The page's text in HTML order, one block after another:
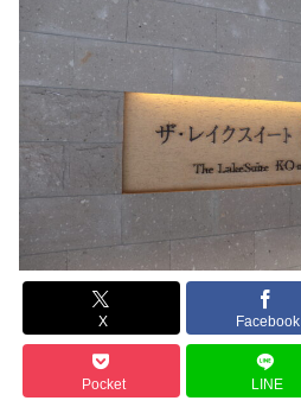
X Facebook
Pocket LINE